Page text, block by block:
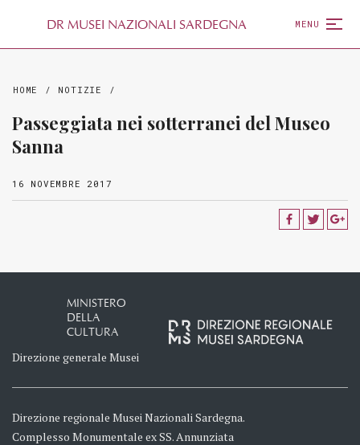
DR MUSEI NAZIONALI SARDEGNA MENU
HOME / NOTIZIE /
Passeggiata nei sotterranei del Museo
Sanna
16 NOVEMBRE 2017
MINISTERO
DELLA
CULTURA
Direzione generale Musei
Direzione regionale Musei Nazionali Sardegna.
Complesso Monumentale ex SS. Annunziata